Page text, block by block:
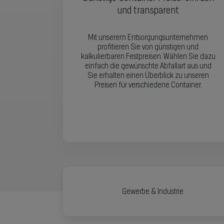
und transparent
Mit unserem Entsorgungsunternehmen
profitieren Sie von günstigen und
kalkulierbaren Festpreisen. Wählen Sie dazu
einfach die gewünschte Abfallart aus und
Sie erhalten einen Überblick zu unseren
Preisen für verschiedene Container.
Gewerbe & Industrie